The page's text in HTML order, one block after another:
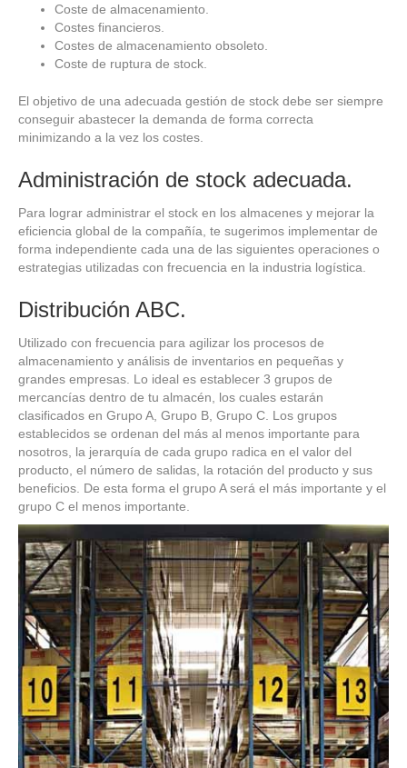
Coste de almacenamiento.
Costes financieros.
Costes de almacenamiento obsoleto.
Coste de ruptura de stock.
El objetivo de una adecuada gestión de stock debe ser siempre
conseguir abastecer la demanda de forma correcta
minimizando a la vez los costes.
Administración de stock adecuada.
Para lograr administrar el stock en los almacenes y mejorar la
eficiencia global de la compañía, te sugerimos implementar de
forma independiente cada una de las siguientes operaciones o
estrategias utilizadas con frecuencia en la industria logística.
Distribución ABC.
Utilizado con frecuencia para agilizar los procesos de
almacenamiento y análisis de inventarios en pequeñas y
grandes empresas. Lo ideal es establecer 3 grupos de
mercancías dentro de tu almacén, los cuales estarán
clasificados en Grupo A, Grupo B, Grupo C. Los grupos
establecidos se ordenan del más al menos importante para
nosotros, la jerarquía de cada grupo radica en el valor del
producto, el número de salidas, la rotación del producto y sus
beneficios. De esta forma el grupo A será el más importante y el
grupo C el menos importante.